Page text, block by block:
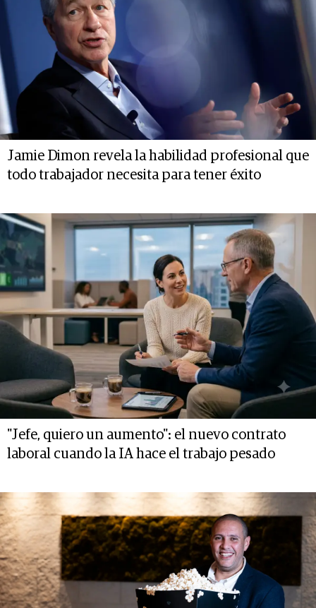
Jamie Dimon revela la habilidad profesional que
todo trabajador necesita para tener éxito
"Jefe, quiero un aumento": el nuevo contrato
laboral cuando la IA hace el trabajo pesado